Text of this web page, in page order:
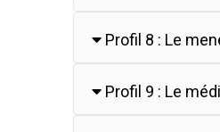
Profil 8 : Le
Profil 9 : Le